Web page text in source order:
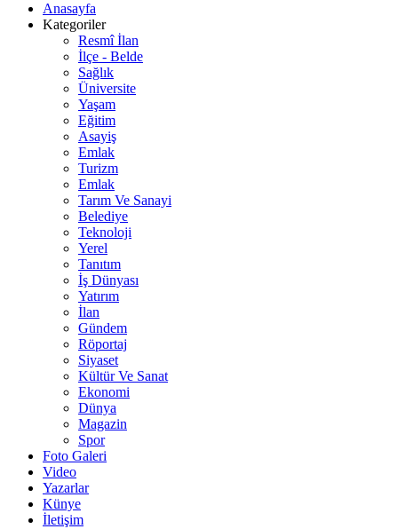
Anasayfa
Kategoriler
Resmî İlan
İlçe - Belde
Sağlık
Üniversite
Yaşam
Eğitim
Asayiş
Emlak
Turizm
Emlak
Tarım Ve Sanayi
Belediye
Teknoloji
Yerel
Tanıtım
İş Dünyası
Yatırım
İlan
Gündem
Röportaj
Siyaset
Kültür Ve Sanat
Ekonomi
Dünya
Magazin
Spor
Foto Galeri
Video
Yazarlar
Künye
İletişim